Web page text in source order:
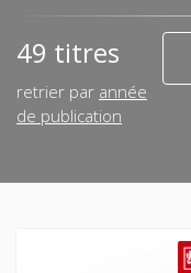
49 titres
retrier par année
de publication